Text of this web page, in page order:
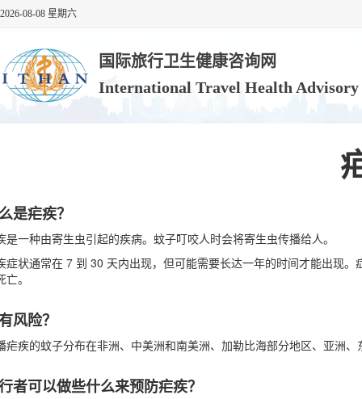
2026-08-08 星期六
国际旅行卫生健康咨询网
International Travel Health
是疟疾？
是一种由寄生虫引起的疾病。蚊子叮咬人时会将寄生虫传播给人。
症状通常在 7 到 30 天内出现，但可能需要长达一年的时间才能出现
。
风险？
疟疾的蚊子分布在非洲、中美洲和南美洲、加勒比海部分地区、亚洲
者可以做些什么来预防疟疾？